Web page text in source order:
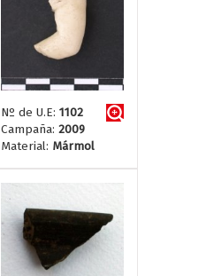
Nº de U.E: 1102
Campaña: 2009
Material: Mármol